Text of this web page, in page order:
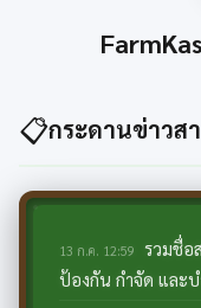
📋กระดานข่าวส
13 ก.ค. 12:59
รวมชื่อ
ป้องกัน กำจัด และบ